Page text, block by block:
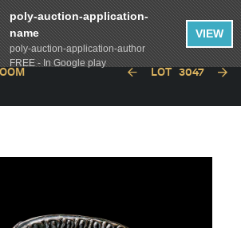
LOT 3047
poly-auction-application-
name
poly-auction-application-author
FREE - In Google play
VIEW